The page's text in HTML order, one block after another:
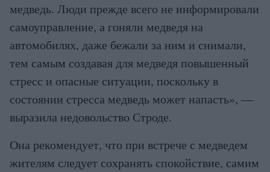
медведь. Люди прежде всего не информировали
самоуправление, а гоняли медведя на
автомобилях, даже бежали за ним и снимали,
тем самым создавая для медведя повышенный
стресс и опасные ситуации, поскольку в
состоянии стресса медведь может напасть», —
выразила недовольство Строде.
Она рекомендует, что при встрече с медведем
жителям следует сохранять спокойствие, самим